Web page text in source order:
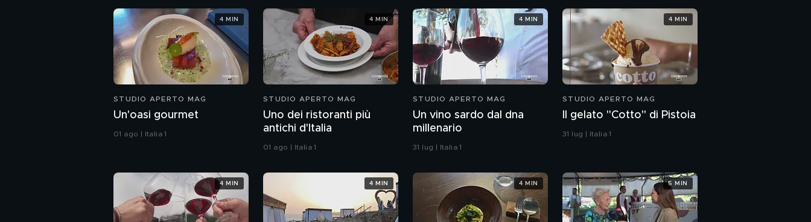
STUDIO APERTO MAG
Un'oasi gourmet
01 ago | Italia 1
4 MIN
STUDIO APERTO MAG
Uno dei ristoranti più
antichi d'Italia
01 ago | Italia 1
4 MIN
STUDIO APERTO MAG
Un vino sardo dal dna
millenario
31 lug | Italia 1
4 MIN
STUDIO APERTO MAG
Il gelato "Cotto" di Pistoia
31 lug | Italia 1
4 MIN
4 MIN 4 MIN 4 MIN 5 MIN